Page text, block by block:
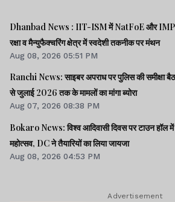
Dhanbad News : IIT-ISM में NatFoE और IMP
रक्षा व मैन्युफैक्चरिंग क्षेत्र में स्वदेशी तकनीक पर मंथन
Aug 08, 2026 05:51 PM
Ranchi News: साइबर अपराध पर पुलिस की समीक्षा
से जुलाई 2026 तक के मामलों का मांगा ब्योरा
Aug 07, 2026 08:38 PM
Bokaro News: विश्व आदिवासी दिवस पर टाउन हॉल में
महोत्सव, DC ने तैयारियों का लिया जायजा
Aug 08, 2026 04:53 PM
Advertisement